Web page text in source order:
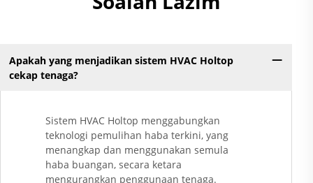
Apakah yang menjadikan sistem HVAC Holtop
cekap tenaga?
Sistem HVAC Holtop menggabungkan
teknologi pemulihan haba terkini, yang
menangkap dan menggunakan semula
haba buangan, secara ketara
mengurangkan penggunaan tenaga.